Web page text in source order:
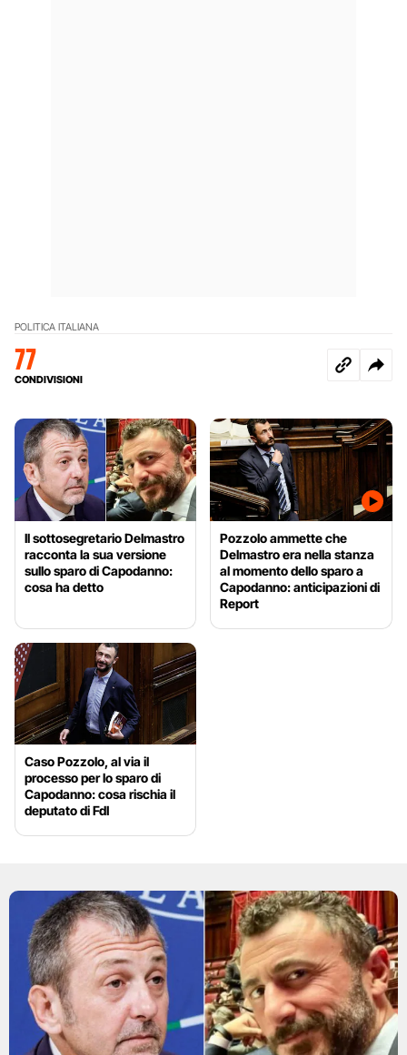
POLITICA ITALIANA
77
CONDIVISIONI
Il sottosegretario Delmastro
racconta la sua versione
sullo sparo di Capodanno:
cosa ha detto
Pozzolo ammette che
Delmastro era nella stanza
al momento dello sparo a
Capodanno: anticipazioni di
Report
Caso Pozzolo, al via il
processo per lo sparo di
Capodanno: cosa rischia il
deputato di FdI